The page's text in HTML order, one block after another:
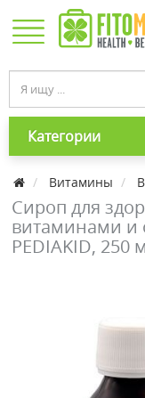
Категории
Витамины
Сироп для
витаминами и
PEDIAKID, 250